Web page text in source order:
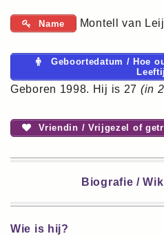
Name Montell van
Geboortedatum / Hoe
Geboren 1998. Hij is 27 (in
Vriendin / Vrijgezel of
Biografie /
Wie is hij?